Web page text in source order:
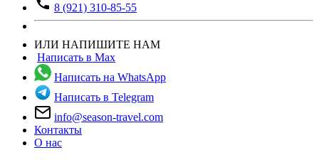
8 (921) 310-85-55
ИЛИ НАПИШИТЕ НАМ
Написать в Max
Написать на WhatsApp
Написать в Telegram
info@season-travel.com
Контакты
О нас